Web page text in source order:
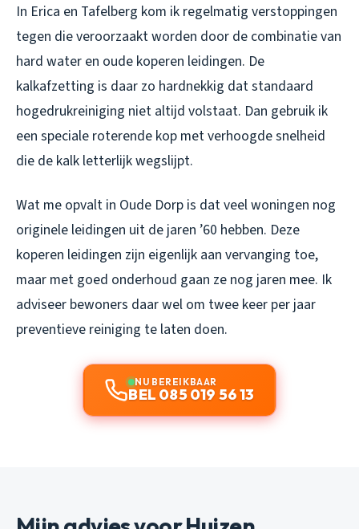
In Erica en Tafelberg kom ik regelmatig verstoppingen
tegen die veroorzaakt worden door de combinatie van
hard water en oude koperen leidingen. De
kalkafzetting is daar zo hardnekkig dat standaard
hogedrukreiniging niet altijd volstaat. Dan gebruik ik
een speciale roterende kop met verhoogde snelheid
die de kalk letterlijk wegslijpt.
Wat me opvalt in Oude Dorp is dat veel woningen nog
originele leidingen uit de jaren ’60 hebben. Deze
koperen leidingen zijn eigenlijk aan vervanging toe,
maar met goed onderhoud gaan ze nog jaren mee. Ik
adviseer bewoners daar wel om twee keer per jaar
preventieve reiniging te laten doen.
NU BEREIKBAAR
BEL 085 019 56 13